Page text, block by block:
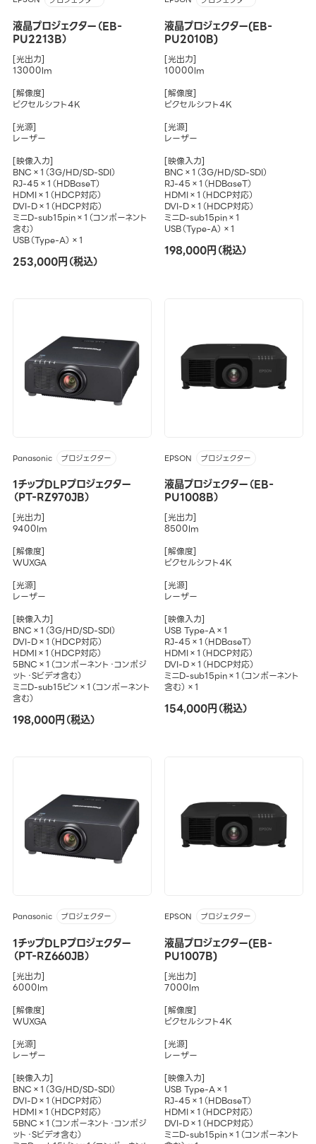
液晶プロジェクター（EB-
PU2213B）
[光出力]
13000lm
[解像度]
ピクセルシフト4K
[光源]
レーザー
[映像入力]
BNC×1（3G/HD/SD-SDI）
RJ-45×1（HDBaseT）
HDMI×1（HDCP対応）
DVI-D×1（HDCP対応）
ミニD-sub15pin×1（コンポーネント
含む）
USB（Type-A）×1
253,000円（税込）
液晶プロジェクター(EB-
PU2010B)
[光出力]
10000lm
[解像度]
ピクセルシフト4K
[光源]
レーザー
[映像入力]
BNC×1（3G/HD/SD-SDI）
RJ-45×1（HDBaseT）
HDMI×1（HDCP対応）
DVI-D×1（HDCP対応）
ミニD-sub15pin×1
USB（Type-A）×1
198,000円（税込）
Panasonic プロジェクター
1チップDLPプロジェクター
（PT-RZ970JB）
[光出力]
9400lm
[解像度]
WUXGA
[光源]
レーザー
[映像入力]
BNC×1（3G/HD/SD-SDI）
DVI-D×1（HDCP対応）
HDMI×1（HDCP対応）
5BNC×1（コンポーネント・コンポジ
ット・Sビデオ含む）
ミニD-sub15ピン×1（コンポーネント
含む）
198,000円（税込）
EPSON プロジェクター
液晶プロジェクター（EB-
PU1008B）
[光出力]
8500lm
[解像度]
ピクセルシフト4K
[光源]
レーザー
[映像入力]
USB Type-A×1
RJ-45×1（HDBaseT）
HDMI×1（HDCP対応）
DVI-D×1（HDCP対応）
ミニD-sub15pin×1（コンポーネント
含む）×1
154,000円（税込）
Panasonic プロジェクター
1チップDLPプロジェクター
（PT-RZ660JB）
[光出力]
6000lm
[解像度]
WUXGA
[光源]
レーザー
[映像入力]
BNC×1（3G/HD/SD-SDI）
DVI-D×1（HDCP対応）
HDMI×1（HDCP対応）
5BNC×1（コンポーネント・コンポジ
ット・Sビデオ含む）
EPSON プロジェクター
液晶プロジェクター(EB-
PU1007B)
[光出力]
7000lm
[解像度]
ピクセルシフト4K
[光源]
レーザー
[映像入力]
USB Type-A×1
RJ-45×1（HDBaseT）
HDMI×1（HDCP対応）
DVI-D×1（HDCP対応）
ミニD-sub15pin×1（コンポーネント